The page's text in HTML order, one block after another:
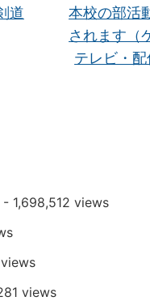
道
本校の部活
されます（
テレビ・配
1,698,512 views
views